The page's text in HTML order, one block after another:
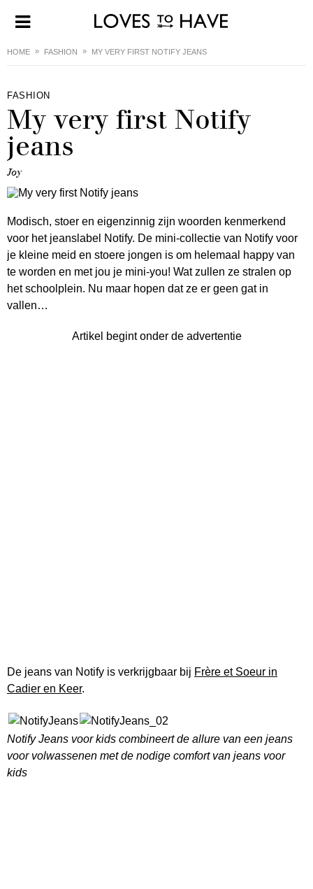
HOME FASHION MY VERY FIRST NOTIFY JEANS
FASHION
My very first Notify
jeans
Joy
Modisch, stoer en eigenzinnig zijn woorden kenmerkend
voor het jeanslabel Notify. De mini-collectie van Notify voor
je kleine meid en stoere jongen is om helemaal happy van
te worden en met jou je mini-you! Wat zullen ze stralen op
het schoolplein. Nu maar hopen dat ze er geen gat in
vallen…
Artikel begint onder de advertentie
De jeans van Notify is verkrijgbaar bij Frère et Soeur in
Cadier en Keer.
Notify Jeans voor kids combineert de allure van een jeans
voor volwassenen met de nodige comfort van jeans voor
kids